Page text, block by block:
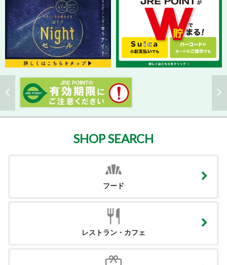
SHOP SEARCH
フード
レストラン・カフェ